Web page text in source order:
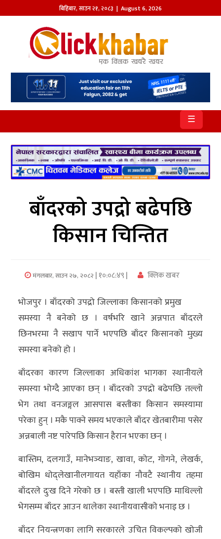
बिहिबार,साउन२१,२०८३ | August 6, 2026
होमपेज
समाज
प्रदेश
आजको
पत्रिका
सम्पादकीय
राजनीति
अन्तर्राष्ट्रिय
मनाेरञ्जन
विज्ञान
प्रविधि
अन्तरर्वार्ता
विचार/
ब्लग
खेलकुद
रोचक
अन्य
क्लिक
खबर
विशेष
राशिफल
☰
बाँदरको उपद्रो बढेपछि
किसान चिन्तित
मंगलबार, साउन २७, २०८२ | १०:०८:४९ | क्लिक खबर
भोजपुर । बाँदरको उपद्रो जिल्लाका किसानको प्रमुख
समस्या नै बनेको छ । वर्षभरि खाने अन्नपात बाँदरले
छिनभरमा नै सखाप पार्ने भएपछि बाँदर किसानको मुख्य
समस्या बनेको हो ।
बाँदरका कारण जिल्लाका अधिकांश भागका स्थानीयले
समस्या भोग्दै आएका छन् । बाँदरको उपद्रो बढेपछि तल्लो
भेग तथा वनजङ्गल आसपास बस्तीका किसान समस्यामा
परेका हुन् । मकै पाक्ने समय भएकाले बाँदर खेतबारीमा पसेर
अन्नबाली नष्ट पारेपछि किसान हैरान भएका छन् ।
बास्तिम, दलगाउँ, मानेभञ्याङ, खावा, कोट, गोगने, लेखर्क,
बोखिम धोद्लेखानीलगायत यहाँका नौवटै स्थानीय तहमा
बाँदरले दुःख दिने गरेको छ । बस्ती खाली भएपछि माथिल्लो
भेगसम्म बाँदर आउन थालेका स्थानीयवासीको भनाइ छ ।
बाँदर नियन्त्रणका लागि सरकारले उचित विकल्पको खोजी